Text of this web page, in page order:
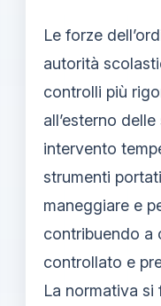
Le forze
autorità
controlli più
all’esterno
intervento
strumenti
maneggiare e
contribuendo a
controllato e
La normativa si